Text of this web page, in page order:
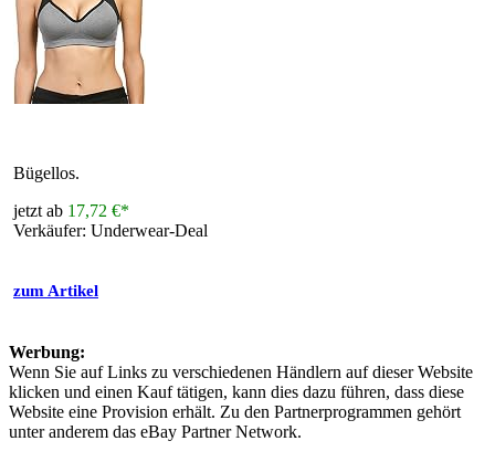
Bügellos.
jetzt ab 17,72 €*
Verkäufer: Underwear-Deal
zum Artikel
Werbung:
Wenn Sie auf Links zu verschiedenen Händlern auf dieser Website
klicken und einen Kauf tätigen, kann dies dazu führen, dass diese
Website eine Provision erhält. Zu den Partnerprogrammen gehört
unter anderem das eBay Partner Network.